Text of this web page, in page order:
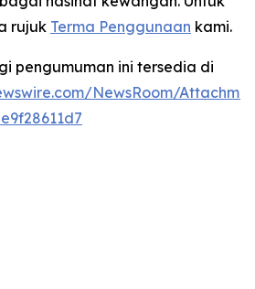
rujuk Terma Penggunaan kami.
pengumuman ini tersedia di
NewsRoom/